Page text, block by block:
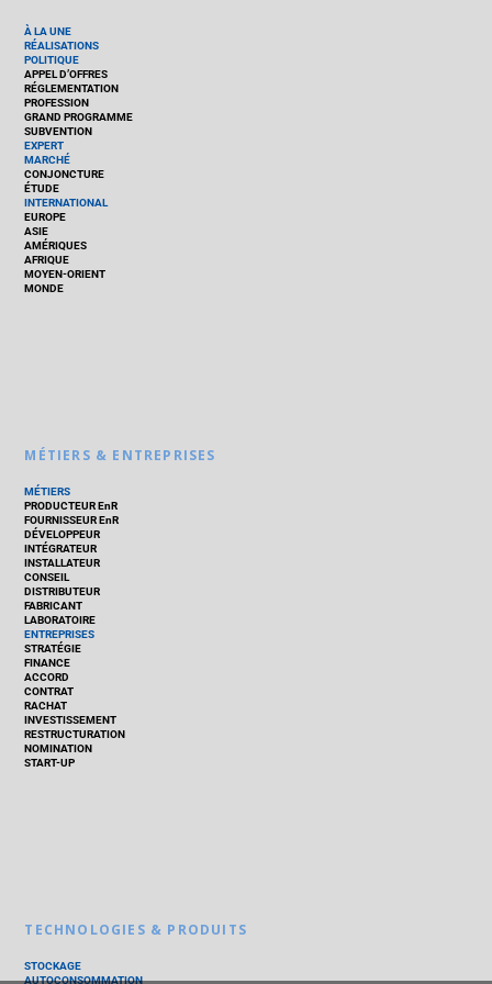
À LA UNE
RÉALISATIONS
POLITIQUE
APPEL D’OFFRES
RÉGLEMENTATION
PROFESSION
GRAND PROGRAMME
SUBVENTION
EXPERT
MARCHÉ
CONJONCTURE
ÉTUDE
INTERNATIONAL
EUROPE
ASIE
AMÉRIQUES
AFRIQUE
MOYEN-ORIENT
MONDE
MÉTIERS & ENTREPRISES
MÉTIERS
PRODUCTEUR EnR
FOURNISSEUR EnR
DÉVELOPPEUR
INTÉGRATEUR
INSTALLATEUR
CONSEIL
DISTRIBUTEUR
FABRICANT
LABORATOIRE
ENTREPRISES
STRATÉGIE
FINANCE
ACCORD
CONTRAT
RACHAT
INVESTISSEMENT
RESTRUCTURATION
NOMINATION
START-UP
TECHNOLOGIES & PRODUITS
STOCKAGE
AUTOCONSOMMATION